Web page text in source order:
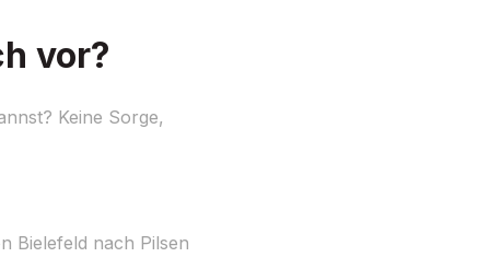
vor?
Keine Sorge,
Bielefeld nach Pilsen